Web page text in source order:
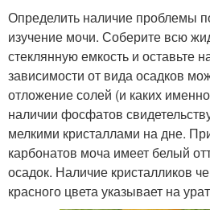
Определить наличие проблемы
изучение мочи. Соберите всю
стеклянную емкость и оставьте
зависимости от вида осадков
отложение солей (и каких
наличии фосфатов
мелкими кристаллами на дне.
карбонатов моча имеет белый
осадок. Наличие кристалликов
красного цвета указывает на